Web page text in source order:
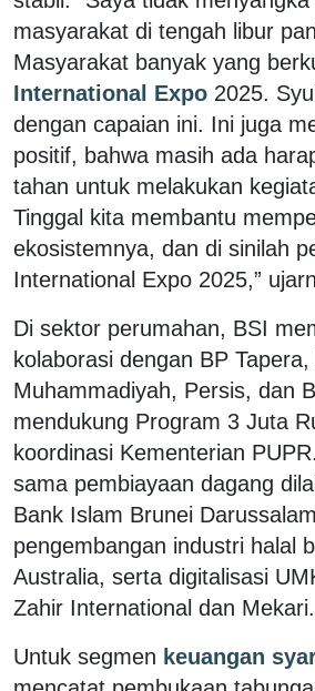
masyarakat di tengah libur
Masyarakat banyak yang
International Expo 2025.
dengan capaian ini. Ini juga
positif, bahwa masih ada
tahan untuk melakukan
Tinggal kita membantu
ekosistemnya, dan di sinilah
International Expo 2025,”
Di sektor perumahan, BSI
kolaborasi dengan BP Tapera,
Muhammadiyah, Persis, dan
mendukung Program 3 Juta
koordinasi Kementerian
sama pembiayaan dagang
Bank Islam Brunei
pengembangan industri halal
Australia, serta digitalisasi
Zahir International dan Mekari.
Untuk segmen keuangan